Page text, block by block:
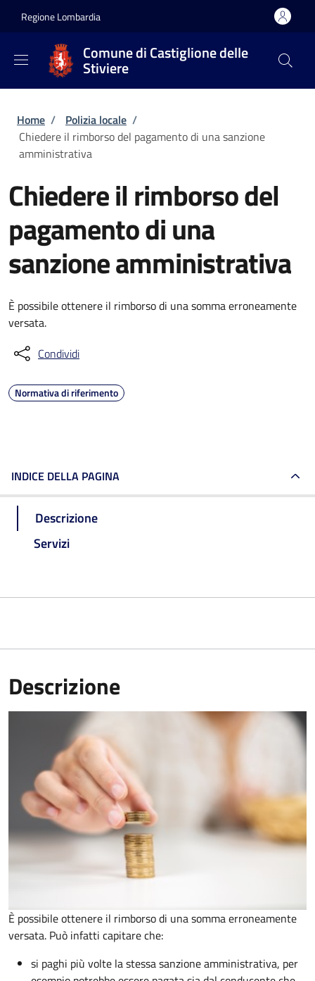
Regione Lombardia
Comune di Castiglione delle
Stiviere
Briciole di pane
Home / Polizia locale /
Chiedere il rimborso del pagamento di una sanzione
amministrativa
Chiedere il rimborso del
pagamento di una
sanzione amministrativa
È possibile ottenere il rimborso di una somma erroneamente
versata.
Condividi
Normativa di riferimento
INDICE DELLA PAGINA
Descrizione
Servizi
Descrizione
È possibile ottenere il rimborso di una somma erroneamente
versata. Può infatti capitare che:
si paghi più volte la stessa sanzione amministrativa, per